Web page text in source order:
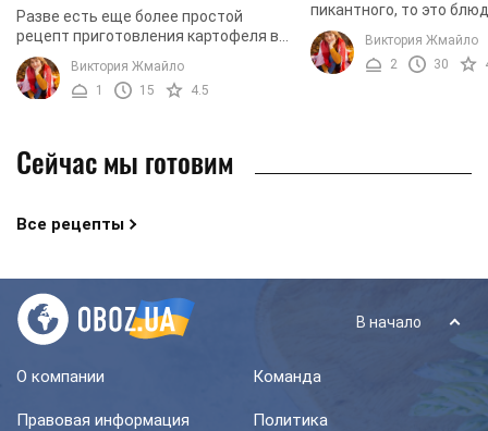
Разве есть еще более простой
рецепт приготовления картофеля в
домашних условиях? Это блюдо
очень просто готовить, ведь самое
сложное в нем - это ...
Виктория Жмайло
1
15 4.5
пикантного, то это
вам нужно. Рецепт
доставит вам хлопот,
будем ...
Виктория Жмайло
2
30
Сейчас мы готовим
Все рецепты
В начало
О компании Команда
Правовая информация
Политика